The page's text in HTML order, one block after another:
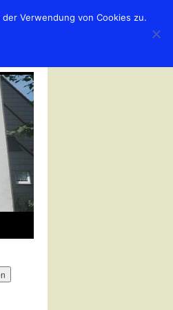
Verwendung von Cookies zu.